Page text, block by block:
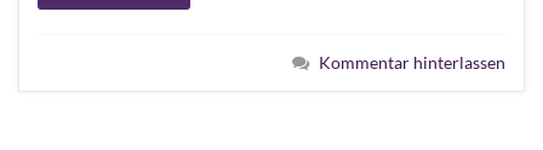
Kommentar hinterlassen